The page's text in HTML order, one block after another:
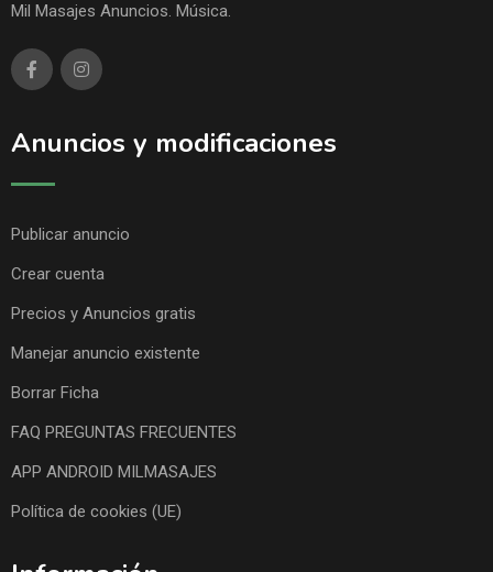
Mil Masajes Anuncios. Música.
Anuncios y modificaciones
Publicar anuncio
Crear cuenta
Precios y Anuncios gratis
Manejar anuncio existente
Borrar Ficha
FAQ PREGUNTAS FRECUENTES
APP ANDROID MILMASAJES
Política de cookies (UE)